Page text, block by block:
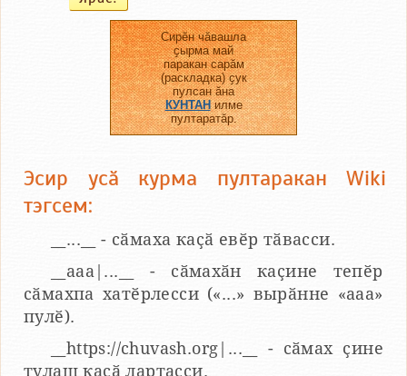
Сирӗн чӑвашла
ҫырма май
паракан сарӑм
(раскладка) ҫук
пулсан ӑна
КУНТАНилме
пултаратӑр.
Эсир усӑ курма пултаракан Wiki
тэгсем:
__...__ - сӑмаха каҫӑ евӗр тӑвасси.
__aaa|...__ - сӑмахӑн каҫине тепӗр
сӑмахпа хатӗрлесси («...» вырӑнне «ааа»
пулӗ).
__https://chuvash.org|...__ - сӑмах ҫине
тулаш каҫӑ лартасси.